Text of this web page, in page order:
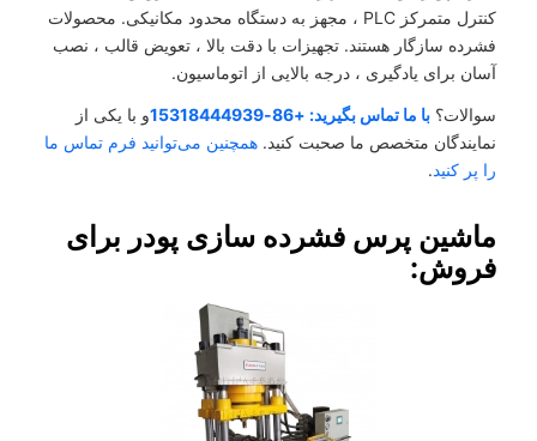
کنترل متمرکز PLC ، مجهز به دستگاه محدود مکانیکی. محصولات
فشرده سازگار هستند. تجهیزات با دقت بالا ، تعویض قالب ، نصب
آسان برای یادگیری ، درجه بالایی از اتوماسیون.
سوالات؟ با ما تماس بگیرید: +86-15318444939
و با یکی از
نمایندگان متخصص ما صحبت کنید. همچنین می‌توانید فرم تماس ما
را پر کنید.
ماشین پرس فشرده سازی پودر برای
فروش: